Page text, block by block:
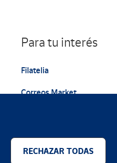
Para tu interés
Filatelia
Correos Market
RECHAZAR TODAS